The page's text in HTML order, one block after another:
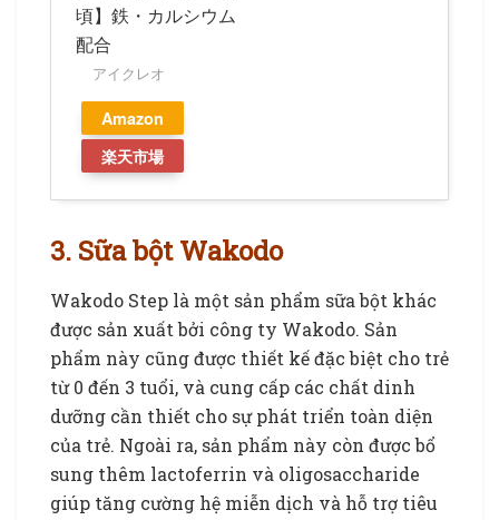
頃】鉄・カルシウム
配合
アイクレオ
Amazon
楽天市場
3. Sữa bột Wakodo
Wakodo Step là một sản phẩm sữa bột khác
được sản xuất bởi công ty Wakodo. Sản
phẩm này cũng được thiết kế đặc biệt cho trẻ
từ 0 đến 3 tuổi, và cung cấp các chất dinh
dưỡng cần thiết cho sự phát triển toàn diện
của trẻ. Ngoài ra, sản phẩm này còn được bổ
sung thêm lactoferrin và oligosaccharide
giúp tăng cường hệ miễn dịch và hỗ trợ tiêu